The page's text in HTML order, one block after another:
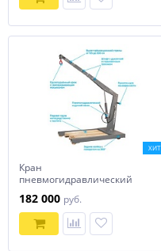
ХИТ
Кран
пневмогидравлический
NORDBERG N3771
182 000 руб.